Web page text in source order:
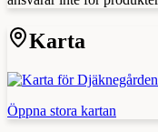
Karta
Öppna stora kartan